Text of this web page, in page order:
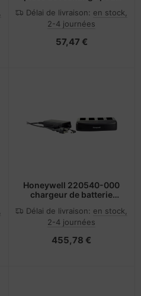
d'impression 1 pièce(s)
Délai de livraison: en stock,
2-4 journées
57,47 €
Honeywell 220540-000
chargeur de batterie
étiquette Secteur
Délai de livraison: en stock,
2-4 journées
455,78 €